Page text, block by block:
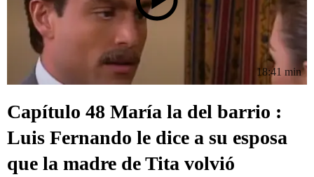
18:41 min
Capítulo 48 María la del barrio :
Luis Fernando le dice a su esposa
que la madre de Tita volvió